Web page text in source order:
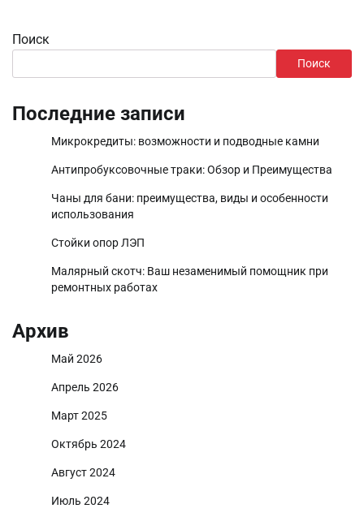
Поиск
Поиск
Последние записи
Микрокредиты: возможности и подводные камни
Антипробуксовочные траки: Обзор и Преимущества
Чаны для бани: преимущества, виды и особенности
использования
Стойки опор ЛЭП
Малярный скотч: Ваш незаменимый помощник при
ремонтных работах
Архив
Май 2026
Апрель 2026
Март 2025
Октябрь 2024
Август 2024
Июль 2024